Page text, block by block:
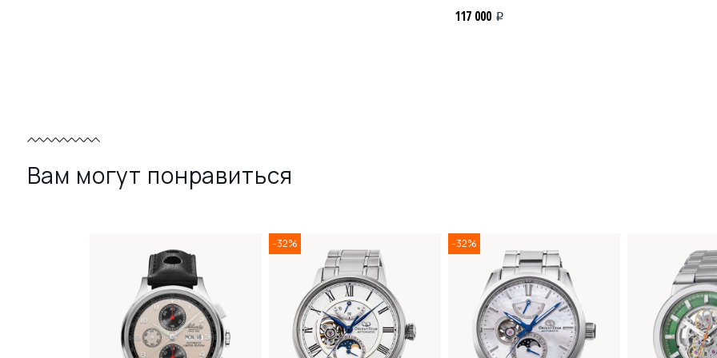
117 000 i
Вам могут понравиться
-32% -32%